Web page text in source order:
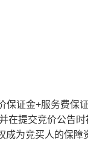
保证金+服务费保
在提交竞价公告
成为竞买人的保障